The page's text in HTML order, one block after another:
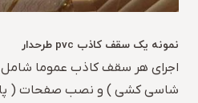
نمونه یک سقف کاذب pvc طرحدار
اجرای هر سقف کاذب عموما
شاسی کشی ) و نصب صفحات (